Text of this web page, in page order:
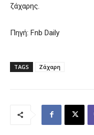
ζάχαρης.
Πηγή: Fnb Daily
TAGS Ζάχαρη